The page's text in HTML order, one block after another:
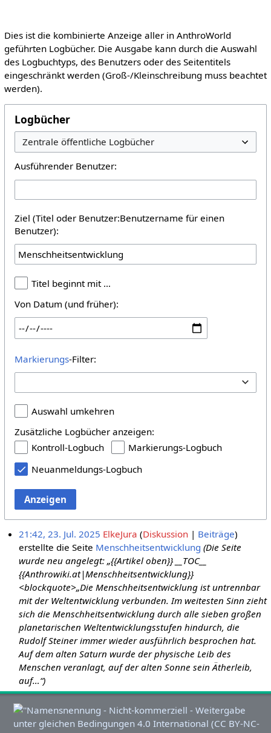
Dies ist die kombinierte Anzeige aller in AnthroWorld
geführten Logbücher. Die Ausgabe kann durch die Auswahl
des Logbuchtyps, des Benutzers oder des Seitentitels
eingeschränkt werden (Groß-/Kleinschreibung muss beachtet
werden).
Logbücher
Ausführender Benutzer:
Ziel (Titel oder Benutzer:Benutzername für einen
Benutzer):
Titel beginnt mit …
Von Datum (und früher):
Markierungs-Filter:
Auswahl umkehren
Zusätzliche Logbücher anzeigen:
Kontroll-Logbuch
Markierungs-Logbuch
Neuanmeldungs-Logbuch
Anzeigen
21:42, 23. Jul. 2025 ElkeJura Diskussion
Beiträge
erstellte die Seite Menschheitsentwicklung (Die Seite
wurde neu angelegt: „{{Artikel oben}} __TOC__
{{Anthrowiki.at|Menschheitsentwicklung}}
<blockquote>„Die Menschheitsentwicklung ist untrennbar
mit der Weltentwicklung verbunden. Im weitesten Sinn zieht
sich die Menschheitsentwicklung durch alle sieben großen
planetarischen Weltentwicklungsstufen hindurch, die
Rudolf Steiner immer wieder ausführlich besprochen hat.
Auf dem alten Saturn wurde der physische Leib des
Menschen veranlagt, auf der alten Sonne sein Ätherleib,
auf…“)